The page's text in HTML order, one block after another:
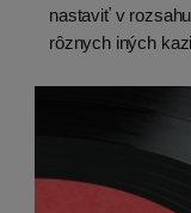
nastaviť v
rôznych iných